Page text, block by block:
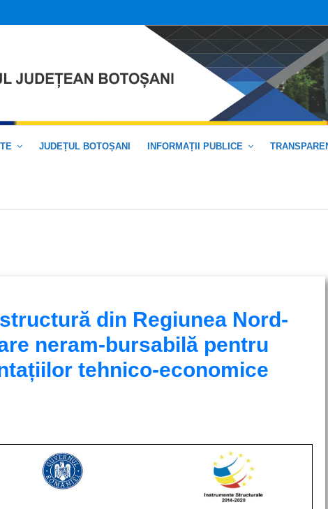
JUDEȚUL BOTOȘANI INFORMAȚII PUBLICE
din Regiunea Nord-
neram-bursabilă pentru
tehnico-economice